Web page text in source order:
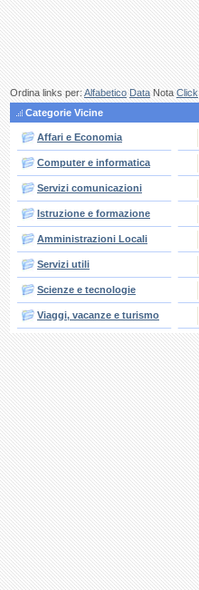
Ordina links per:Alfabetico DataNotaClick
Categorie Vicine
Affari e Economia
Computer e informatica
Servizi comunicazioni
Istruzione e formazione
Amministrazioni Locali
Servizi utili
Scienze e tecnologie
Viaggi, vacanze e turismo